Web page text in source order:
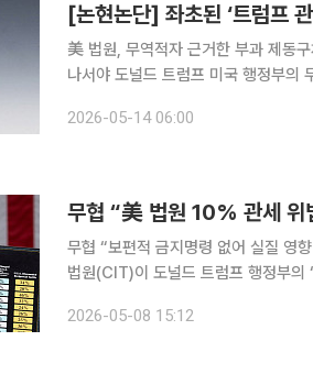
[논현논단] 좌초된 ‘트럼프
美 법원, 무역적자 근거한 부과 제동
나서야 도널드 트럼프 미국 행정부의 무역법 제122조 관세가 다시 법원 문턱에서 제동이 걸렸다. 미
프 대통령은 곧바로 1974년 무역법
2026-05-14 06:00
무협 “美 법원 10% 관세 위
무협 “보편적 금지명령 없어 실질 영향 제
법원(CIT)이 도널드 트럼프 행정부의
명령은 내리지 않으면서 실제 효력은
2026-05-08 15:12